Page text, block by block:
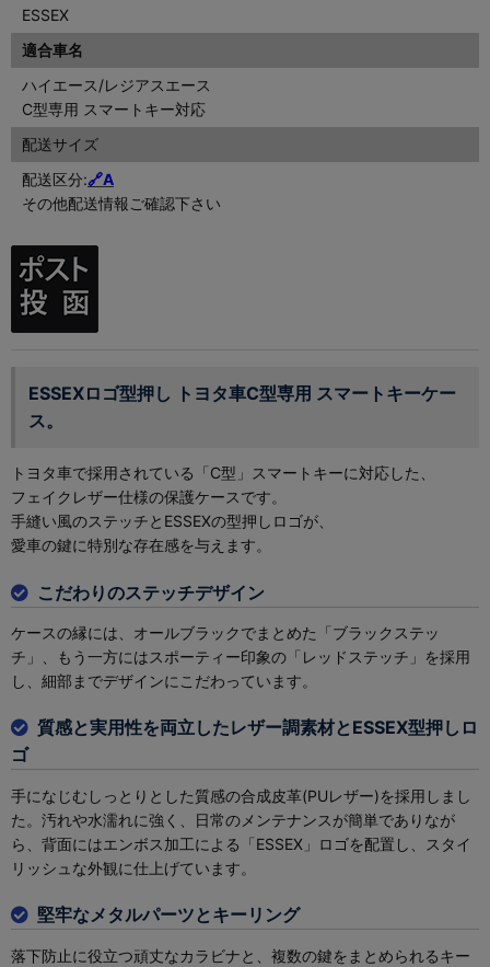
ESSEX
適合車名
ハイエース/レジアスエース
C型専用 スマートキー対応
配送サイズ
配送区分:🔗A
その他配送情報ご確認下さい
ESSEXロゴ型押し トヨタ車C型専用 スマートキーケー
ス。
トヨタ車で採用されている「C型」スマートキーに対応した、
フェイクレザー仕様の保護ケースです。
手縫い風のステッチとESSEXの型押しロゴが、
愛車の鍵に特別な存在感を与えます。
こだわりのステッチデザイン
ケースの縁には、オールブラックでまとめた「ブラックステッ
チ」、もう一方にはスポーティー印象の「レッドステッチ」を採用
し、細部までデザインにこだわっています。
質感と実用性を両立したレザー調素材とESSEX型押しロ
ゴ
手になじむしっとりとした質感の合成皮革(PUレザー)を採用しまし
た。汚れや水濡れに強く、日常のメンテナンスが簡単でありなが
ら、背面にはエンボス加工による「ESSEX」ロゴを配置し、スタイ
リッシュな外観に仕上げています。
堅牢なメタルパーツとキーリング
落下防止に役立つ頑丈なカラビナと、複数の鍵をまとめられるキー